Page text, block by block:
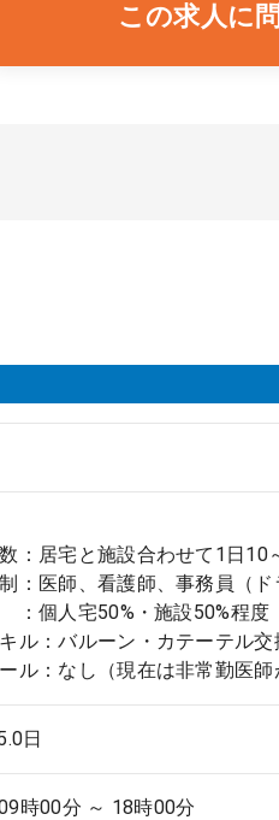
この求人に
数：居宅と施設合わせて1日10
制：医師、看護師、事務員（
：個人宅50%・施設50%程度
キル：バルーン・カテーテル
ル：なし（現在は非常勤医師
日
時00分 ～ 18時00分